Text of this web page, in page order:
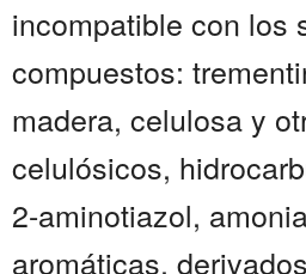
incompatible con los
compuestos:
madera, celulosa y
celulósicos,
2-aminotiazol,
aromáticas,